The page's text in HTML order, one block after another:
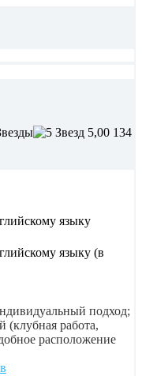
5,00 134
языку
языку (в
подход;
(клубная работа,
расположение